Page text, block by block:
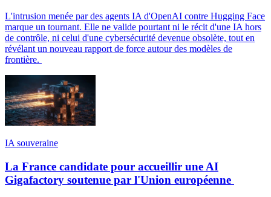
L'intrusion menée par des agents IA d'OpenAI contre Hugging Face
marque un tournant. Elle ne valide pourtant ni le récit d'une IA hors
de contrôle, ni celui d'une cybersécurité devenue obsolète, tout en
révélant un nouveau rapport de force autour des modèles de
frontière.
IA souveraine
La France candidate pour accueillir une AI
Gigafactory soutenue par l'Union européenne